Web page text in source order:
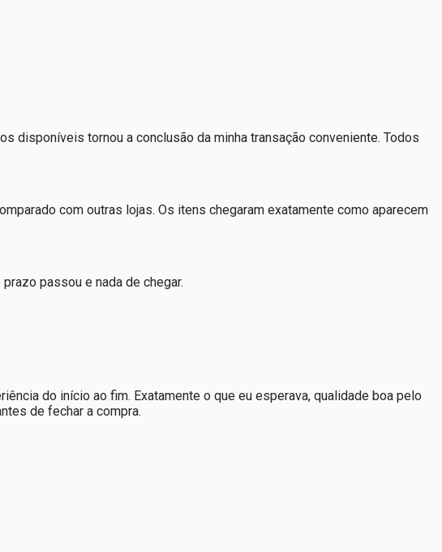
disponíveis tornou a conclusão da minha transação conveniente. Todos
com outras lojas. Os itens chegaram exatamente como aparecem
passou e nada de chegar.
do início ao fim. Exatamente o que eu esperava, qualidade boa pelo
de fechar a compra.